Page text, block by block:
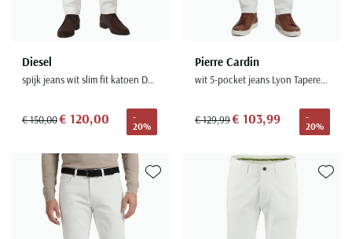
Diesel
spijk jeans wit slim fit katoen D-vyl
€ 150,00€ 120,00
-
20%
Pierre Cardin
wit 5-pocket jeans Lyon Tapered fit
€ 129,99€ 103,99
-
20%
Toevoegen aan favorieten